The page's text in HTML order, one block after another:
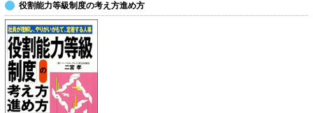
役割能力等級制度の考え方進め方